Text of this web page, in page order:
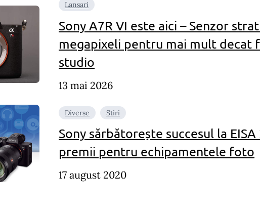
Lansari
Sony A7R VI este aici – Senzor
megapixeli pentru mai mult decat
studio
13 mai 2026
Diverse Stiri
Sony sărbătorește succesul la
premii pentru echipamentele foto
17 august 2020